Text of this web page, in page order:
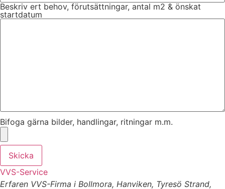
Beskriv ert behov, förutsättningar, antal m2 & önskat
startdatum
Bifoga gärna bilder, handlingar, ritningar m.m.
Skicka
VVS-Service
Erfaren VVS-Firma i Bollmora, Hanviken, Tyresö Strand,